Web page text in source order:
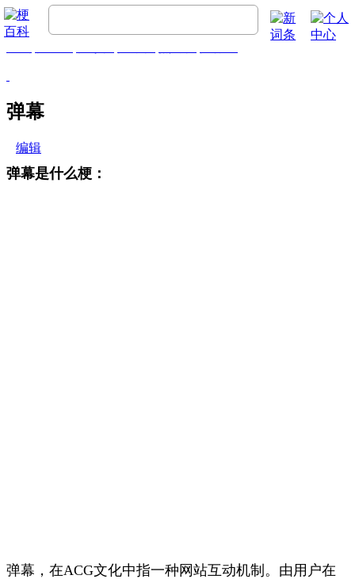
弹幕
编辑
弹幕是什么梗：
弹幕， 在ACG文化中指一种网站互动机制。由用户在